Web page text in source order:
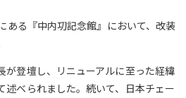
ある『中内㓛記念館』において、改装
が登壇し、リニューアルに至った経緯
述べられました。続いて、日本チェー